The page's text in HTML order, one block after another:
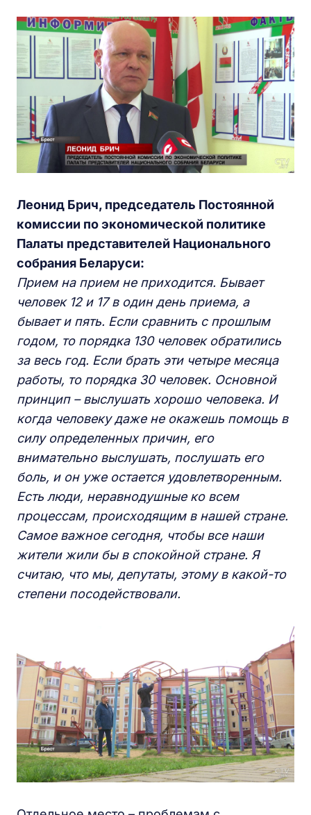
Леонид Брич, председатель Постоянной
комиссии по экономической политике
Палаты представителей Национального
собрания Беларуси:
Прием на прием не приходится. Бывает
человек 12 и 17в один день приема, а
бывает и пять. Если сравнить с прошлым
годом, то порядка 130 человек обратились
за весь год. Если брать эти четыре месяца
работы, то порядка 30 человек. Основной
принцип– выслушать хорошо человека. И
когда человеку даже не окажешь помощь в
силу определенных причин, его
внимательно выслушать, послушать его
боль, и он уже остается удовлетворенным.
Есть люди, неравнодушные ко всем
процессам, происходящим в нашей стране.
Самое важное сегодня, чтобы все наши
жители жили бы в спокойной стране. Я
считаю, что мы, депутаты, этому в какой-то
степени посодействовали.